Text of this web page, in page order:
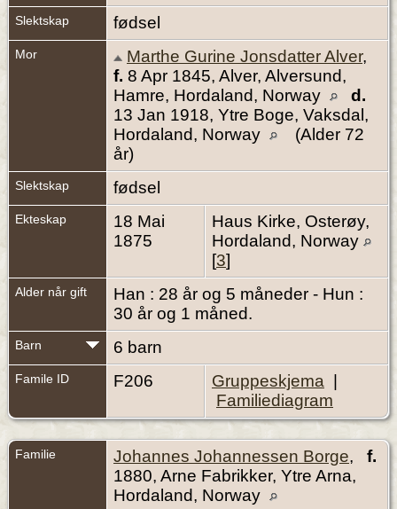
Slektskap fødsel
Mor Marthe Gurine Jonsdatter Alver,
f. 8 Apr 1845, Alver, Alversund,
Hamre, Hordaland, Norway
d.
13 Jan 1918, Ytre Boge, Vaksdal,
Hordaland, Norway
(Alder 72
år)
Slektskap fødsel
Ekteskap
18 Mai
1875
Haus Kirke, Osterøy,
Hordaland, Norway
[3]
Alder når gift
Han : 28 år og 5 måneder - Hun :
30 år og 1 måned.
Barn 6 barn
Famile ID F206 Gruppeskjema
Familiediagram
Familie Johannes Johannessen Borge, f.
1880, Arne Fabrikker, Ytre Arna,
Hordaland, Norway